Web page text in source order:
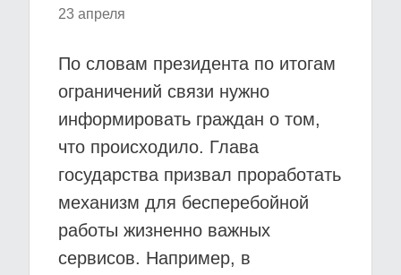
23 апреля
По словам президента по итогам
ограничений связи нужно
информировать граждан о том,
что происходило. Глава
государства призвал проработать
механизм для бесперебойной
работы жизненно важных
сервисов. Например, в